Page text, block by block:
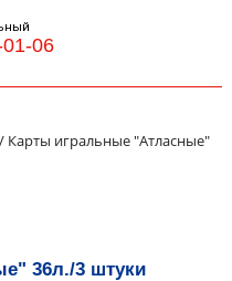
06
/ Карты игральные "Атласные"
36л./3 штуки